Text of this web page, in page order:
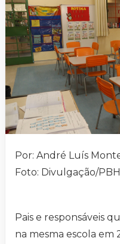
Por: André Luís
Foto: Divulgação/PBH
Pais e responsáveis
na mesma escola em